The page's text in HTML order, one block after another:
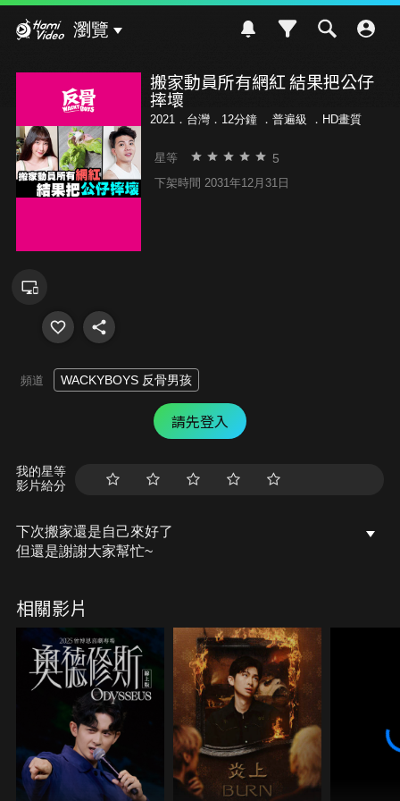
瀏覽
搬家動員所有網紅 結果把公仔
摔壞
2021．台灣．12分鐘 ． 普遍級 ．HD畫質
星等 5
下架時間 2031年12月31日
頻道 WACKYBOYS 反骨男孩
請先登入
我的星等
影片給分
下次搬家還是自己來好了
但還是謝謝大家幫忙~
相關影片